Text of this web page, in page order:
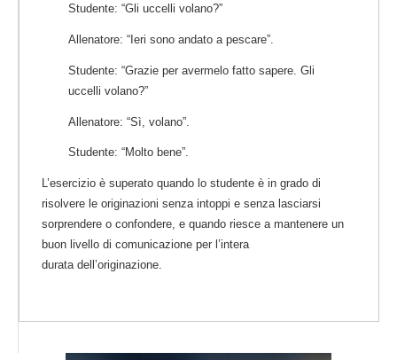
Studente: “Gli uccelli volano?”
Allenatore: “Ieri sono andato a pescare”.
Studente: “Grazie per avermelo fatto sapere. Gli
uccelli volano?”
Allenatore: “Sì, volano”.
Studente: “Molto bene”.
L’esercizio è superato quando lo studente è in grado di
risolvere le originazioni senza intoppi e senza lasciarsi
sorprendere o confondere, e quando riesce a mantenere un
buon livello di comunicazione per l’intera
durata dell’originazione.